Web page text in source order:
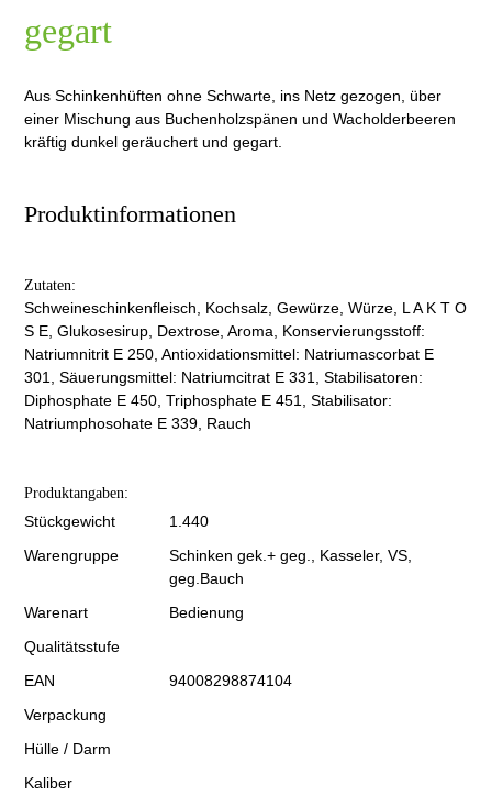
gegart
Aus Schinkenhüften ohne Schwarte, ins Netz gezogen, über
einer Mischung aus Buchenholzspänen und Wacholderbeeren
kräftig dunkel geräuchert und gegart.
Produktinformationen
Zutaten:
Schweineschinkenfleisch, Kochsalz, Gewürze, Würze, L A K T O
S E, Glukosesirup, Dextrose, Aroma, Konservierungsstoff:
Natriumnitrit E 250, Antioxidationsmittel: Natriumascorbat E
301, Säuerungsmittel: Natriumcitrat E 331, Stabilisatoren:
Diphosphate E 450, Triphosphate E 451, Stabilisator:
Natriumphosohate E 339, Rauch
Produktangaben:
Stückgewicht
1.440
Warengruppe
Schinken gek.+ geg., Kasseler, VS,
geg.Bauch
Warenart
Bedienung
Qualitätsstufe
EAN
94008298874104
Verpackung
Hülle / Darm
Kaliber